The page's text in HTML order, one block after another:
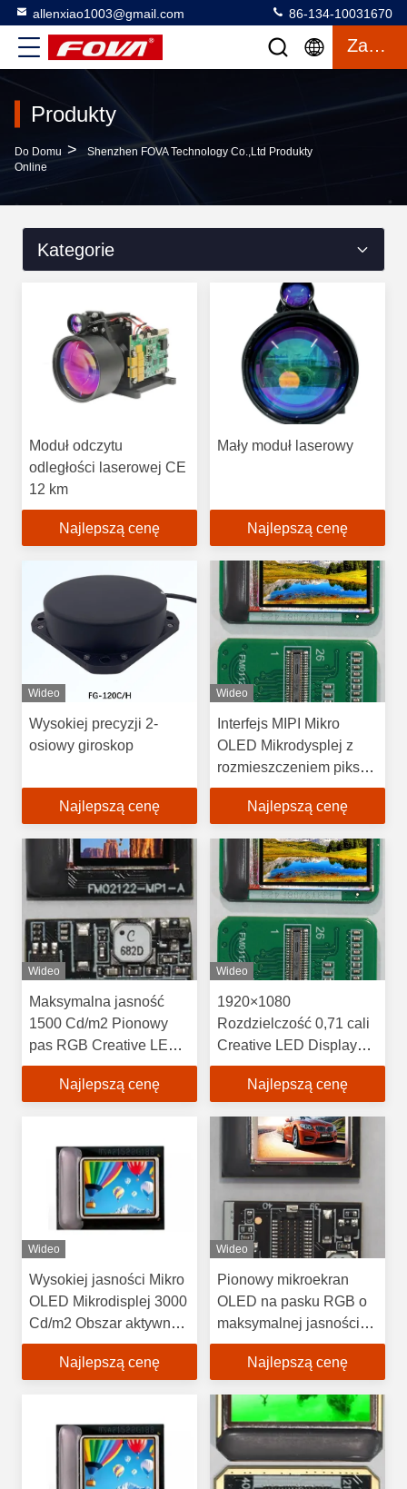
allenxiao1003@gmail.com 86-134-10031670
Zacytować
Produkty
Do Domu >
Shenzhen FOVA Technology Co.,Ltd Produkty
Online
Kategorie
Moduł odczytu
odległości laserowej CE
12 km
Najlepszą cenę
Mały moduł laserowy
Najlepszą cenę
Wideo
Wysokiej precyzji 2-
osiowy giroskop
Najlepszą cenę
Wideo
Interfejs MIPI Mikro
OLED Mikrodysplej z
rozmieszczeniem pikseli
kolorowych Scalene
Hexagon i
1920×1080
Najlepszą cenę
Wideo
Maksymalna jasność
1500 Cd/m2 Pionowy
pas RGB Creative LED
Display Screen dla
wymagań klientów
Najlepszą cenę
Wideo
1920×1080
Rozdzielczość 0,71 cali
Creative LED Display
Screen dla Twoich
wymagań
Najlepszą cenę
Wideo
Wysokiej jasności Mikro
OLED Mikrodisplej 3000
Cd/m2 Obszar aktywny
15.19mm×14.36mm
Pięćkolorowy układ
Najlepszą cenę
Wideo
Pionowy mikroekran
OLED na pasku RGB o
maksymalnej jasności
3000 Cd/m2 i obszarze
aktywnym 15,19 mm ×
Najlepszą cenę